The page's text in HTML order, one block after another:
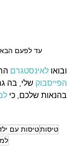
עד לפעם
ובואו לאינסטגרם
הפייסבוק שלי, בה
בהנאות שלכם, כי
טיסותטיסות עם